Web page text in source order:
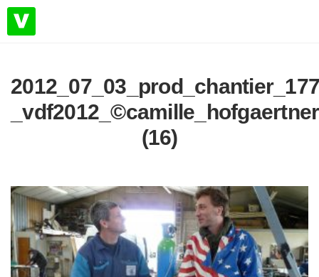
_vdf2012_©camille_hofgaertner
(16)